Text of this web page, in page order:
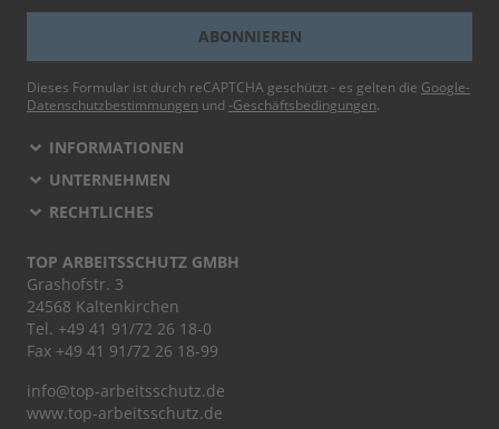
ABONNIEREN
Dieses Formular ist durch reCAPTCHA geschützt - es gelten die Google-
Datenschutzbestimmungen und -Geschäftsbedingungen.
INFORMATIONEN
UNTERNEHMEN
RECHTLICHES
TOP ARBEITSSCHUTZ GMBH
Grashofstr. 3
24568 Kaltenkirchen
Tel. +49 41 91/72 26 18-0
Fax +49 41 91/72 26 18-99
info@top-arbeitsschutz.de
www.top-arbeitsschutz.de